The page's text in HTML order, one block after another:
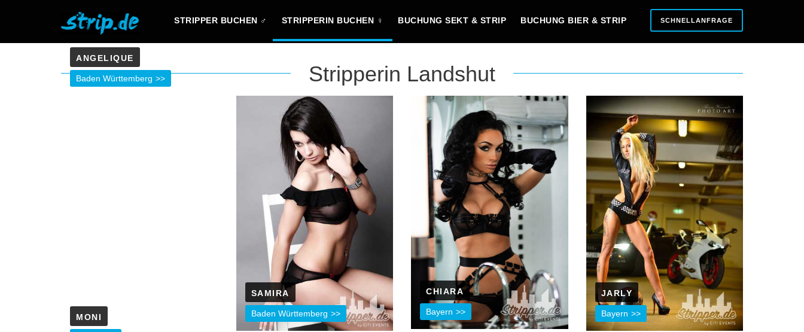
STRIPPER BUCHEN ♂ STRIPPERIN BUCHEN ♀ BUCHUNG SEKT & STRIP BUCHUNG BIER & STRIP SCHNELLANFRAGE
Stripperin Landshut
ANGELIQUE
Baden Württemberg
SAMIRA
Baden Württemberg
CHIARA
Bayern
JARLY
Bayern
MONI